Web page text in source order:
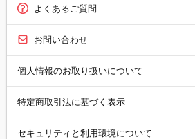
よくあるご質問
お問い合わせ
個人情報のお取り扱いについて
特定商取引法に基づく表示
セキュリティと利用環境について